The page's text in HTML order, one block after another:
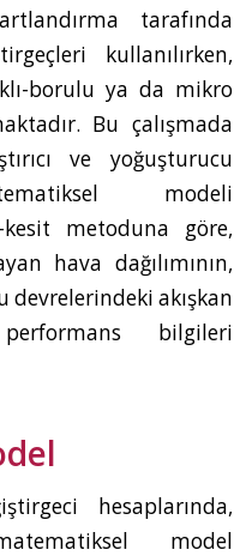
tarafında
kullanılırken,
borulu ya da mikro
Bu çalışmada
ve yoğuşturucu
modeli
kesit metoduna göre,
hava dağılımının,
devrelerindeki akışkan
bilgileri
hesaplarında,
model